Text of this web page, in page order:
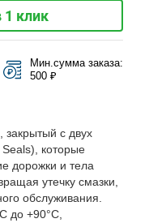
1 клик
Мин.сумма заказа:
500 ₽
с двух
которые
дорожки и тела
утечку смазки,
обслуживания.
до +90°C,